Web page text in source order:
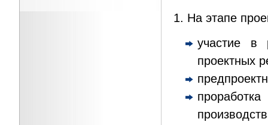
1. На этапе
участие в
проектных